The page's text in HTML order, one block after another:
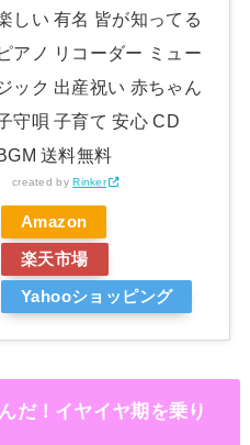
しい 有名 皆が知ってる
ピアノ リコーダー ミュー
ック 出産祝い 赤ちゃん
守唄 子育て 安心 CD
送料無料
created byRinker
Amazon
楽天市場
Yahooショッピング
だ！イヤイヤ期を乗り